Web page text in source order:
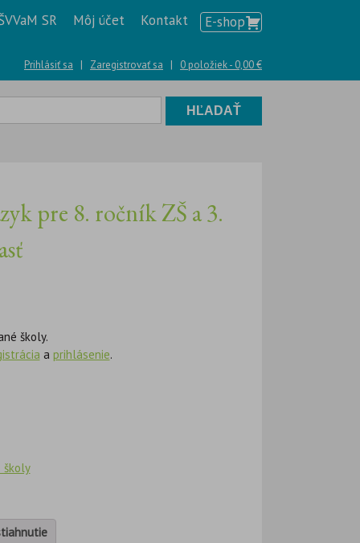
SR Môj účet Kontakt E-shop
Prihlásiť sa | Zaregistrovať sa | 0 položiek - 0,00€
pre 8. ročník ZŠ a 3.
školy.
a prihlásenie.
školy